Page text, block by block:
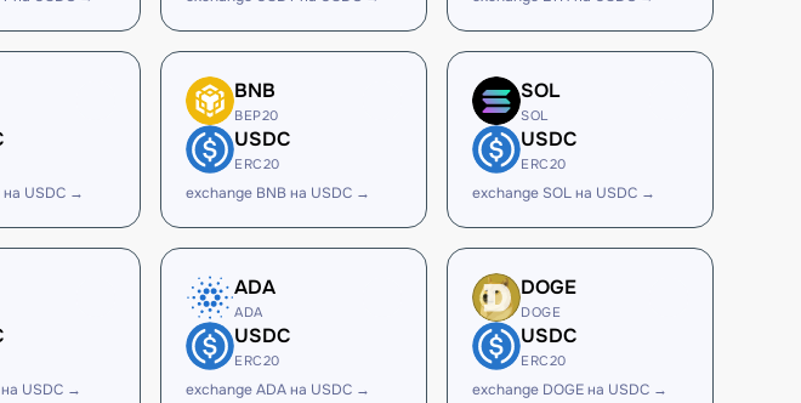
на USDC →
BNB
BEP20
USDC
ERC20
exchange BNB на USDC →
SOL
SOL
USDC
ERC20
exchange SOL на USDC →
USDC →
ADA
ADA
USDC
ERC20
exchange ADA на USDC →
DOGE
DOGE
USDC
ERC20
exchange DOGE на USDC →